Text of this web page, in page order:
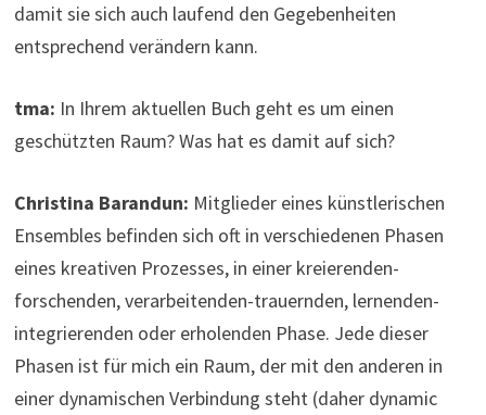
damit sie sich auch laufend den Gegebenheiten
entsprechend verändern kann.
tma: In Ihrem aktuellen Buch geht es um einen
geschützten Raum? Was hat es damit auf sich?
Christina Barandun: Mitglieder eines künstlerischen
Ensembles befinden sich oft in verschiedenen Phasen
eines kreativen Prozesses, in einer kreierenden-
forschenden, verarbeitenden-trauernden, lernenden-
integrierenden oder erholenden Phase. Jede dieser
Phasen ist für mich ein Raum, der mit den anderen in
einer dynamischen Verbindung steht (daher dynamic